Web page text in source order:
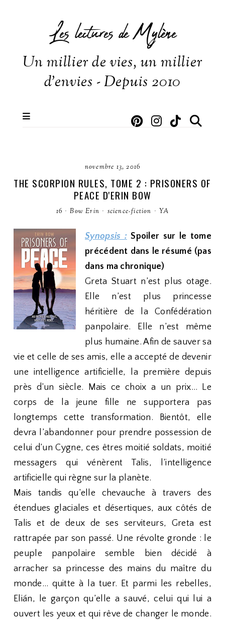
Les lectures de Mylène
Un millier de vies, un millier
d'envies - Depuis 2010
novembre 13, 2016
THE SCORPION RULES, TOME 2 : PRISONERS OF
PEACE D'ERIN BOW
16 · Bow Erin · science-fiction · YA
Synopsis : Spoiler sur le tome
précédent dans le résumé (pas
dans ma chronique)
Greta Stuart n’est plus otage.
Elle n’est plus princesse
héritière de la Confédération
panpolaire. Elle n’est même
plus humaine. Afin de sauver sa
vie et celle de ses amis, elle a accepté de devenir
une intelligence artificielle, la première depuis
près d’un siècle. Mais ce choix a un prix… Le
corps de la jeune fille ne supportera pas
longtemps cette transformation. Bientôt, elle
devra l’abandonner pour prendre possession de
celui d’un Cygne, ces êtres moitié soldats, moitié
messagers qui vénèrent Talis, l’intelligence
artificielle qui règne sur la planète.
Mais tandis qu’elle chevauche à travers des
étendues glaciales et désertiques, aux côtés de
Talis et de deux de ses serviteurs, Greta est
rattrapée par son passé. Une révolte gronde : le
peuple panpolaire semble bien décidé à
arracher sa princesse des mains du maître du
monde… quitte à la tuer. Et parmi les rebelles,
Elián, le garçon qu’elle a sauvé, celui qui lui a
ouvert les yeux et qui rêve de changer le monde.